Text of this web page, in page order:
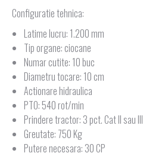
Configuratie tehnica:
Latime lucru: 1.200 mm
Tip organe: ciocane
Numar cutite: 10 buc
Diametru tocare: 10 cm
Actionare hidraulica
PTO: 540 rot/min
Prindere tractor: 3 pct. Cat II sau III
Greutate: 750 Kg
Putere necesara: 30 CP